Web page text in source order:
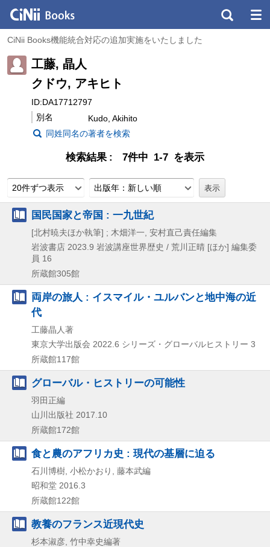
CiNii Books機能統合対応の追加実施をいたしました
工藤, 晶人
クドウ, アキヒト
ID:DA17712797
別名
Kudo, Akihito
同姓同名の著者を検索
検索結果 7件中 1-7 を表示
20件ずつ表示 出版年：新しい順
国民国家と帝国 : 一九世紀
[北村暁夫ほか執筆] ; 木畑洋一, 安村直己責任編集
岩波書店 2023.9 岩波講座世界歴史 / 荒川正晴 [ほか] 編集委
員 16
所蔵館305館
両岸の旅人 : イスマイル・ユルバンと地中海の近
代
工藤晶人著
東京大学出版会 2022.6 シリーズ・グローバルヒストリー 3
所蔵館117館
グローバル・ヒストリーの可能性
羽田正編
山川出版社 2017.10
所蔵館172館
食と農のアフリカ史 : 現代の基層に迫る
石川博樹, 小松かおり, 藤本武編
昭和堂 2016.3
所蔵館122館
教養のフランス近現代史
杉本淑彦, 竹中幸史編著